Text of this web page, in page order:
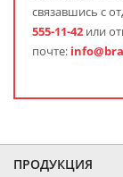
связавшись с
555-11-42 или
почте:
ПРОДУКЦИЯ